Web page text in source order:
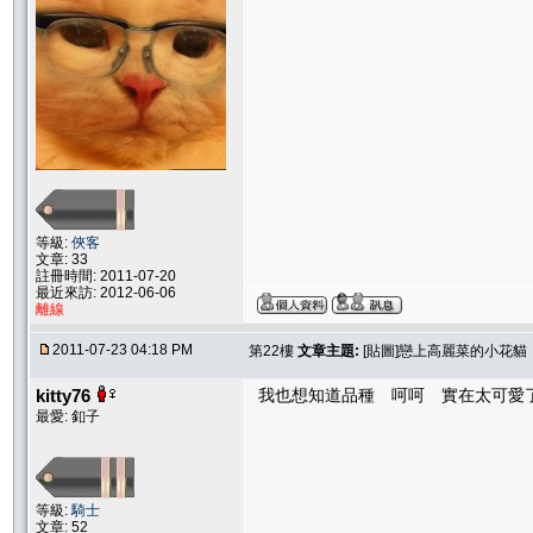
等級: 俠客
文章: 33
註冊時間: 2011-07-20
最近來訪: 2012-06-06
離線
2011-07-23 04:18 PM 第22樓 文章主題: [貼圖]戀上高麗菜的小花貓
kitty76
最愛: 釦子
等級:騎士
文章: 52
我也想知道品種 呵呵 實在太可愛